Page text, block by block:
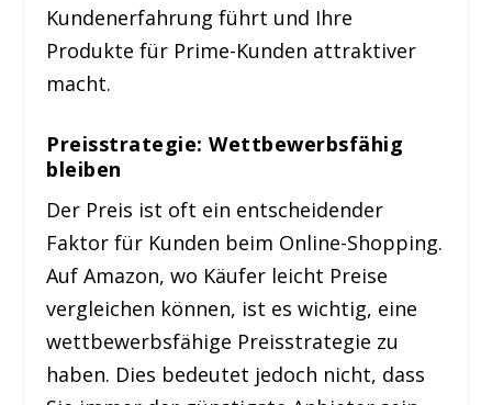
Kundenerfahrung führt und Ihre
Produkte für Prime-Kunden attraktiver
macht.
Preisstrategie: Wettbewerbsfähig
bleiben
Der Preis ist oft ein entscheidender
Faktor für Kunden beim Online-Shopping.
Auf Amazon, wo Käufer leicht Preise
vergleichen können, ist es wichtig, eine
wettbewerbsfähige Preisstrategie zu
haben. Dies bedeutet jedoch nicht, dass